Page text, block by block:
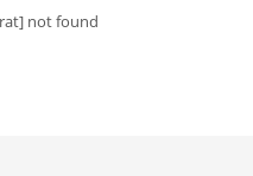
not found